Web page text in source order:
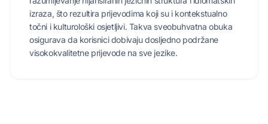
izraza, što rezultira prijevodima koji su i kontekstualno
točni i kulturološki osjetljivi. Takva sveobuhvatna obuka
osigurava da korisnici dobivaju dosljedno podržane
visokokvalitetne prijevode na sve jezike.